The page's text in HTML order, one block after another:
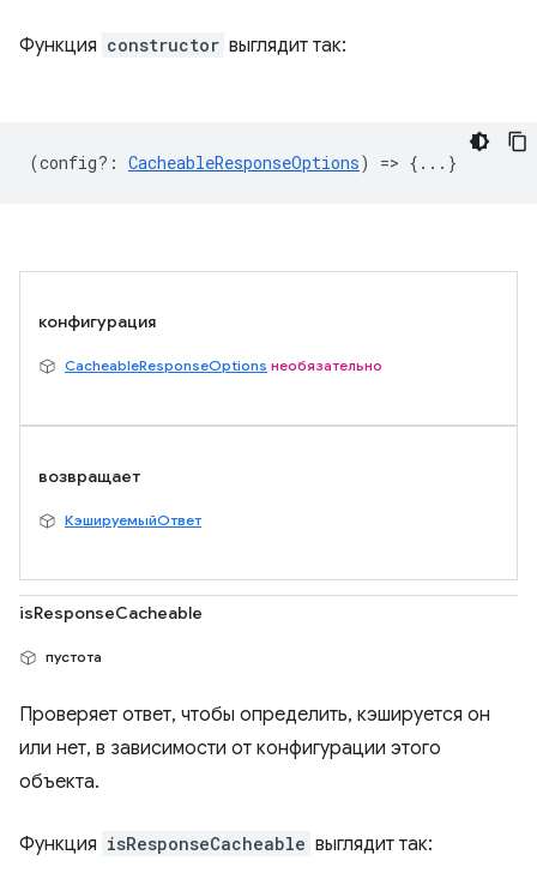
Функция constructor выглядит так:
(config? : CacheableResponseOptions) => {...}
конфигурация
CacheableResponseOptions необязательно
возвращает
КэшируемыйОтвет
isResponseCacheable
пустота
Проверяет ответ, чтобы определить, кэшируется он
или нет, в зависимости от конфигурации этого
объекта.
Функция isResponseCacheable выглядит так: